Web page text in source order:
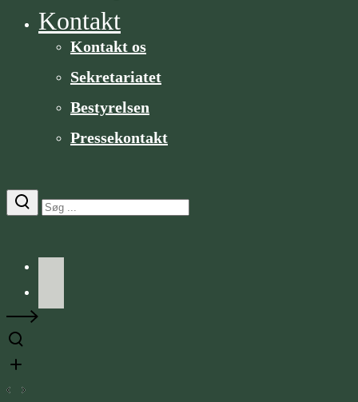
Kontakt
Kontakt os
Sekretariatet
Bestyrelsen
Pressekontakt